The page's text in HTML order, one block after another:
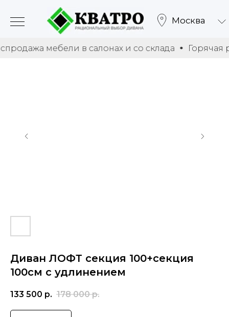
Москва
мебели в салонах и со склада Горячая
Диван ЛОФТ секция 100+секция
100см с удлинением
133 500 р. 178 000 р.